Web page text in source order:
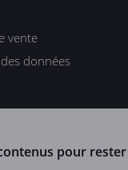
vente
données
pour